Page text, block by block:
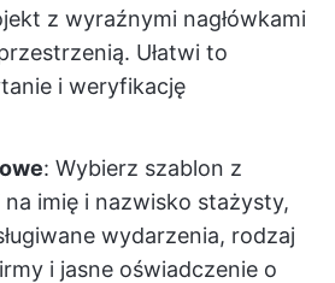
z wyraźnymi nagłówkami
Ułatwi to
i weryfikację
: Wybierz szablon z
imię i nazwisko stażysty,
wydarzenia, rodzaj
i jasne oświadczenie o